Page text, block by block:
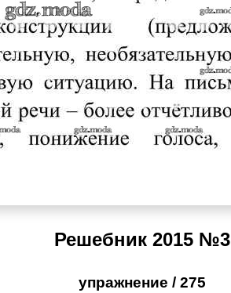
Решебник 2015 №3
упражнение / 275